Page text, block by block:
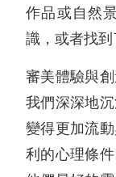
作品或自然
識，或者找到
審美體驗與
我們深深地
變得更加流
利的心理條